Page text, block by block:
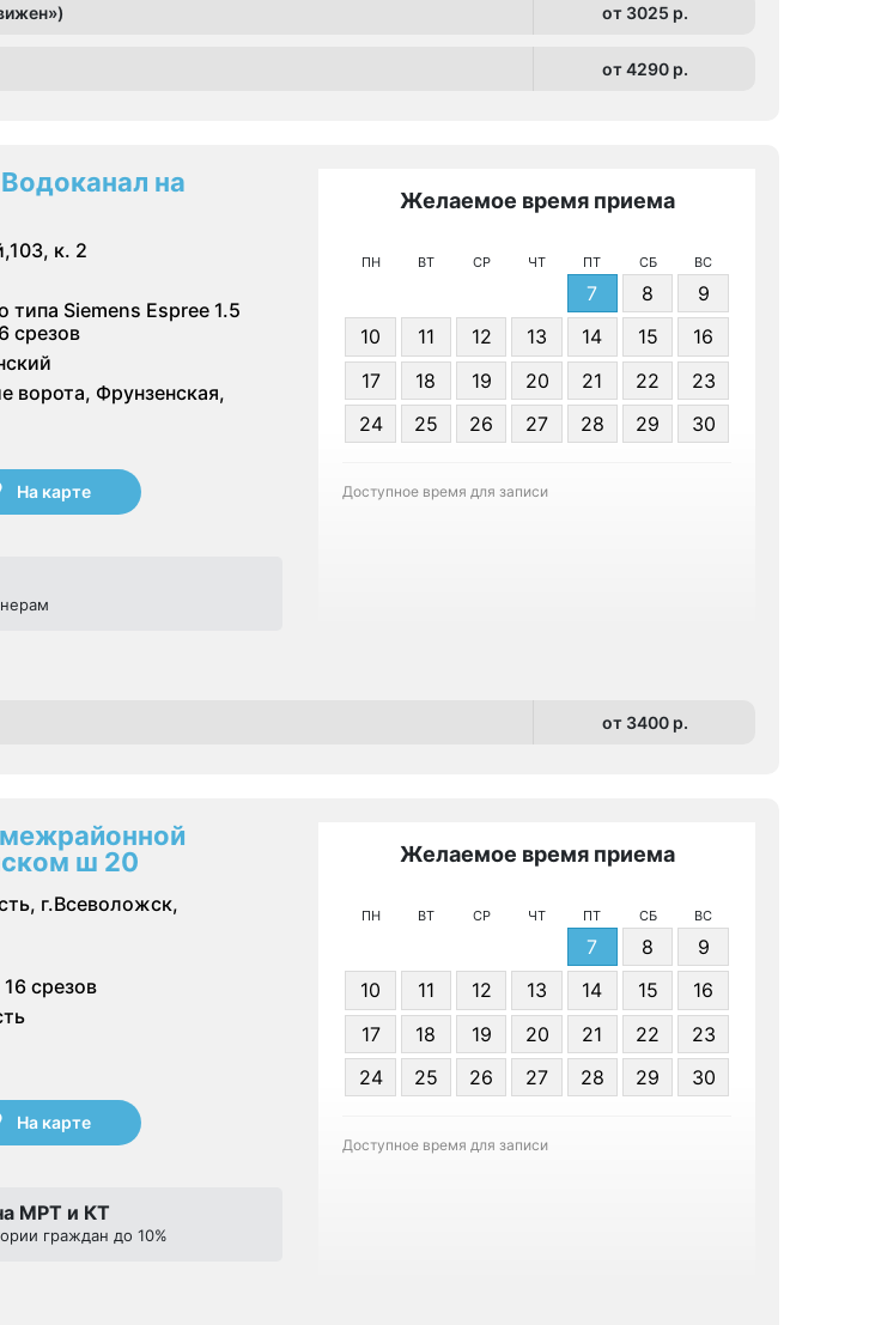
от 3025 p.
от 4290 p.
на
к. 2
Siemens Espree 1.5
срезов
ворота, Фрунзенская,
На карте
Желаемое время приема
ПН ВТ СР ЧТ ПТ СБ ВС
7 8
9
10
11 12 13 14 15
16
17
18 19 20 21 22
23
24
25 26 27 28 29 30
Доступное время для записи
от 3400 p.
ш 20
г.Всеволожск,
срезов
На карте
МРТ и КТ
граждан до 10%
Желаемое время приема
ПН ВТ СР ЧТ ПТ СБ ВС
7 8
9
10
11 12 13 14 15
16
17
18 19 20 21 22
23
24
25 26 27 28 29 30
Доступное время для записи